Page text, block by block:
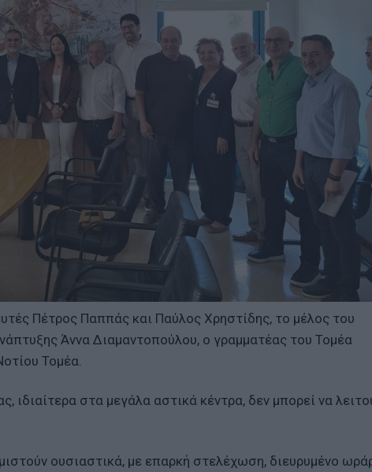
Πέτρος Παππάς και Παύλος Χρηστίδης, το μέλος του
Άννα Διαμαντοπούλου, ο γραμματέας του Τομέα
Τομέα.
στα μεγάλα αστικά κέντρα, δεν μπορεί να
ουσιαστικά, με επαρκή στελέχωση, διευρυμένο